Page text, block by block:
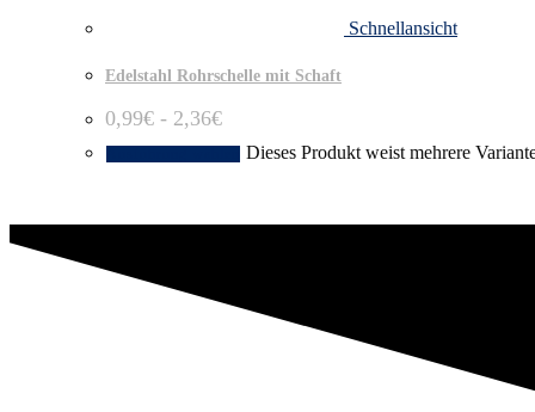
Schnellansicht
Edelstahl Rohrschelle mit Schaft
0,99€ - 2,36€
Dieses Produkt weist mehrere